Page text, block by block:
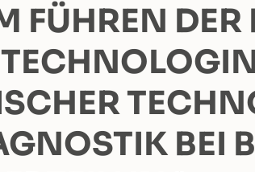
FÜHREN
BEI